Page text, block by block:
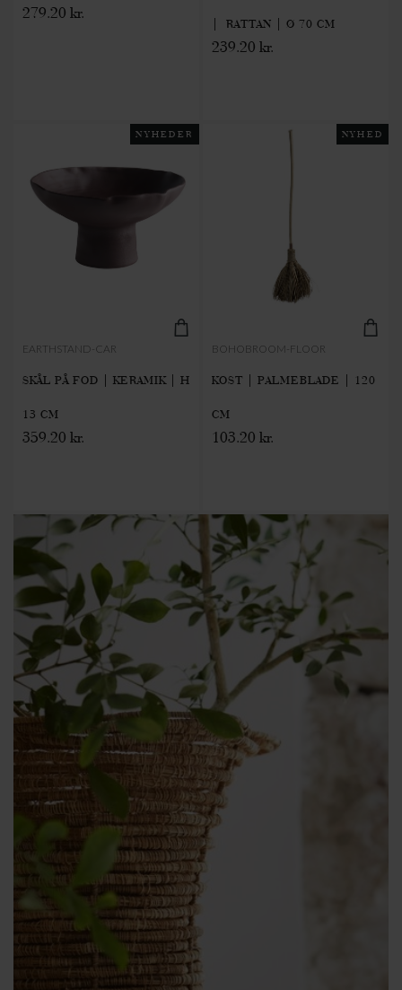
279.20 kr.
| RATTAN | Ø 70 CM
239.20 kr.
NYHEDER
EARTHSTAND-CAR
SKÅL PÅ FOD | KERAMIK | H
13 CM
359.20 kr.
NYHED
BOHOBROOM-FLOOR
KOST | PALMEBLADE | 120
CM
103.20 kr.